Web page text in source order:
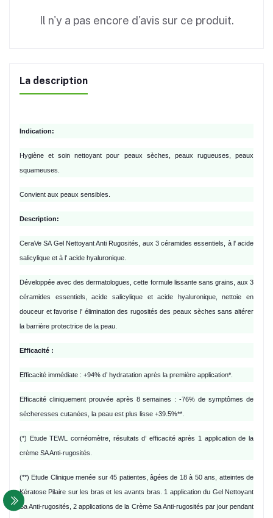
Il n'y a pas encore d'avis sur ce produit.
La description
Indication:
Hygiène et soin nettoyant pour peaux sèches, peaux rugueuses, peaux
squameuses.
Convient aux peaux sensibles.
Description:
CeraVe SA Gel Nettoyant Anti Rugosités, aux 3 céramides essentiels, à l' acide
salicylique et à l' acide hyaluronique.
Développée avec des dermatologues, cette formule lissante sans grains, aux 3
céramides essentiels, acide salicylique et acide hyaluronique, nettoie en
douceur et favorise l' élimination des rugosités des peaux sèches sans altérer
la barrière protectrice de la peau.
Efficacité :
Efficacité immédiate : +94% d’ hydratation après la première application*.
Efficacité cliniquement prouvée après 8 semaines : -76% de symptômes de
sécheresses cutanées, la peau est plus lisse +39.5%**.
(*) Etude TEWL cornéomètre, résultats d’ efficacité après 1 application de la
crème SA Anti-rugosités.
(**) Etude Clinique menée sur 45 patientes, âgées de 18 à 50 ans, atteintes de
Kératose Pilaire sur les bras et les avants bras. 1 application du Gel Nettoyant
Sa Anti-rugosités, 2 applications de la Crème Sa Anti-rugosités par jour pendant